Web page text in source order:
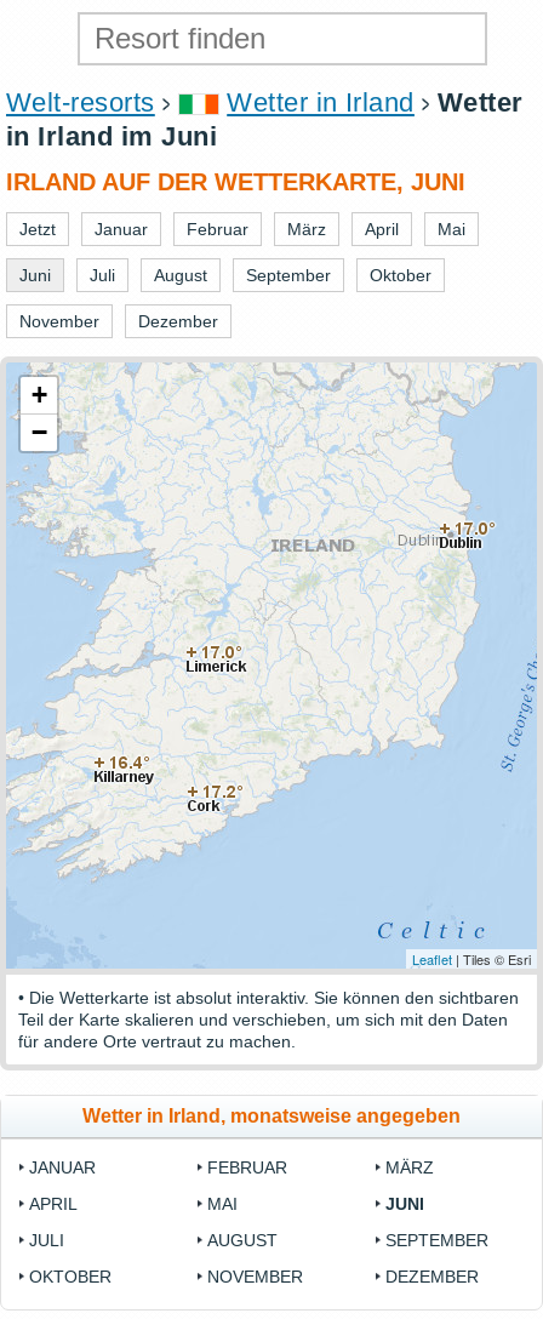
Welt-resorts Wetter in Irland
Wetter
in Irland im Juni
IRLAND AUF DER WETTERKARTE, JUNI
Jetzt Januar Februar März April Mai
Juni Juli August September Oktober
November Dezember
+
−
Leaflet | Tiles © Esri
• Die Wetterkarte ist absolut interaktiv. Sie können den sichtbaren
Teil der Karte skalieren und verschieben, um sich mit den Daten
für andere Orte vertraut zu machen.
Wetter in Irland, monatsweise angegeben
JANUAR FEBRUAR
MÄRZ
APRIL
MAI
JUNI
JULI
AUGUST
SEPTEMBER
OKTOBER
NOVEMBER DEZEMBER